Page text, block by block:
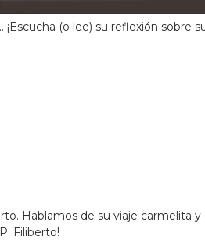
(o lee) su reflexión sobre
Hablamos de su viaje carmelita y
Filiberto!